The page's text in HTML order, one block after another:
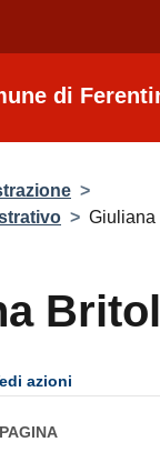
di
>
> Giuliana
azioni